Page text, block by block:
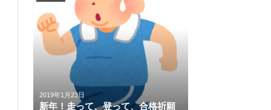
2019年1月23日
新年！走って、登って、合格祈願